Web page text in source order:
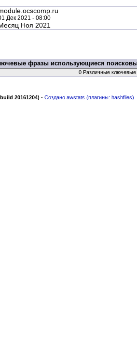
Дек 2021 - 08:00
Ноя 2021
фразы использующиеся
0 Различные
20161204) - Создано awstats (плагины: hashfiles)